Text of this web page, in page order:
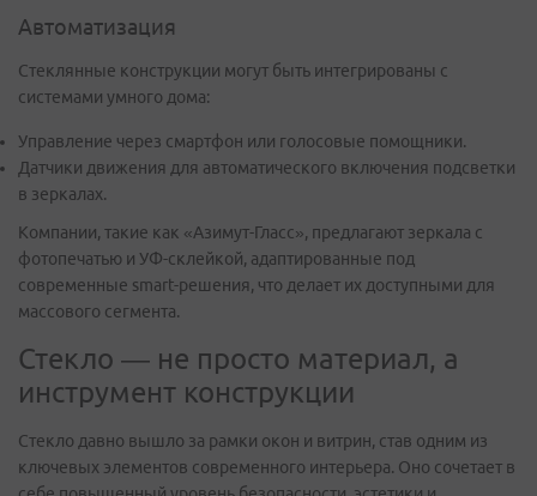
Автоматизация
Стеклянные конструкции могут быть интегрированы с
системами умного дома:
Управление через смартфон или голосовые помощники.
Датчики движения для автоматического включения подсветки
в зеркалах.
Компании, такие как «Азимут-Гласс», предлагают зеркала с
фотопечатью и УФ-склейкой, адаптированные под
современные smart-решения, что делает их доступными для
массового сегмента.
Стекло — не просто материал, а
инструмент конструкции
Стекло давно вышло за рамки окон и витрин, став одним из
ключевых элементов современного интерьера. Оно сочетает в